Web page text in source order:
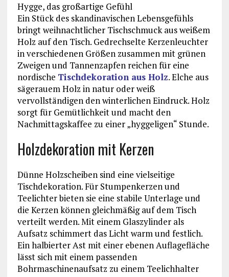
Hygge, das großartige Gefühl
Ein Stück des skandinavischen Lebensgefühls
bringt weihnachtlicher Tischschmuck aus weißem
Holz auf den Tisch. Gedrechselte Kerzenleuchter
in verschiedenen Größen zusammen mit grünen
Zweigen und Tannenzapfen reichen für eine
nordische Tischdekoration aus Holz. Elche aus
sägerauem Holz in natur oder weiß
vervollständigen den winterlichen Eindruck. Holz
sorgt für Gemütlichkeit und macht den
Nachmittagskaffee zu einer „hyggeligen“ Stunde.
Holzdekoration mit Kerzen
Dünne Holzscheiben sind eine vielseitige
Tischdekoration. Für Stumpenkerzen und
Teelichter bieten sie eine stabile Unterlage und
die Kerzen können gleichmäßig auf dem Tisch
verteilt werden. Mit einem Glaszylinder als
Aufsatz schimmert das Licht warm und festlich.
Ein halbierter Ast mit einer ebenen Auflagefläche
lässt sich mit einem passenden
Bohrmaschinenaufsatz zu einem Teelichhalter